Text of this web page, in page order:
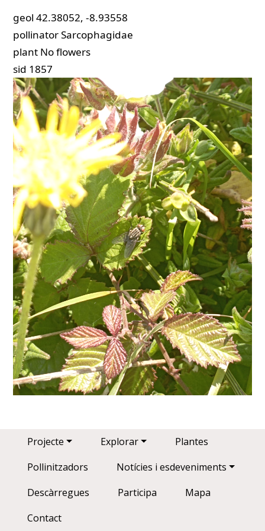
geol 42.38052, -8.93558
pollinatorSarcophagidae
plant No flowers
sid 1857
Main navigation
Projecte Explorar
Plantes
Pollinitzadors
Notícies i esdeveniments
Descàrregues
Participa
Mapa
Contact